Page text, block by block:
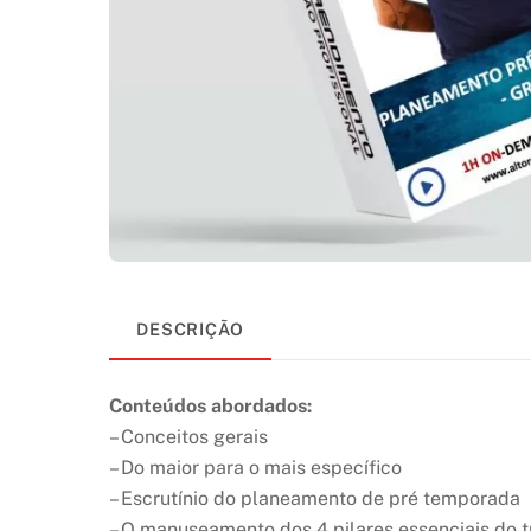
DESCRIÇÃO
Conteúdos abordados:
– Conceitos gerais
– Do maior para o mais específico
– Escrutínio do planeamento de pré temporada